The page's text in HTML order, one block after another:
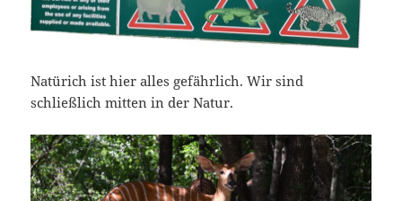
Natürich ist hier alles gefährlich. Wir sind
schließlich mitten in der Natur.